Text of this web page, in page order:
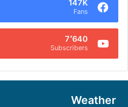
147K
Fans
7٬640
Subscribers
Weather